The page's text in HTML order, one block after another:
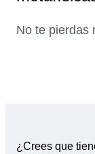
No te pierdas
¿Crees que